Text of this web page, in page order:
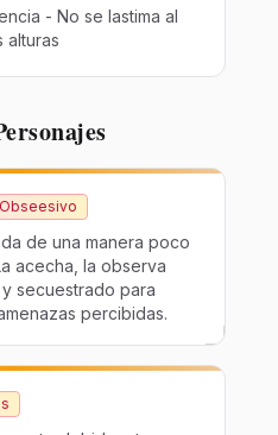
- No se lastima al
alturas
de una manera poco
acecha, la observa
secuestrado para
percibidas.